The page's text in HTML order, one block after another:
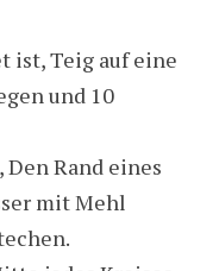
ist, Teig auf eine
und 10
Rand eines
mit Mehl